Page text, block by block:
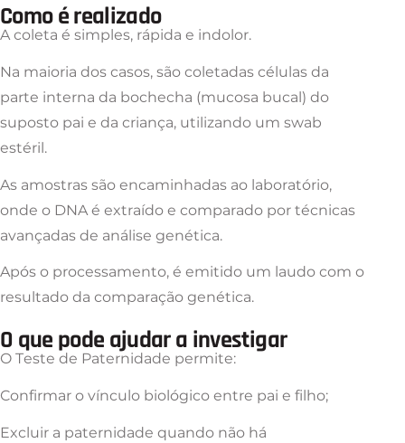
Como é realizado
A coleta é simples, rápida e indolor.
Na maioria dos casos, são coletadas células da
parte interna da bochecha (mucosa bucal) do
suposto pai e da criança, utilizando um swab
estéril.
As amostras são encaminhadas ao laboratório,
onde o DNA é extraído e comparado por técnicas
avançadas de análise genética.
Após o processamento, é emitido um laudo com o
resultado da comparação genética.
O que pode ajudar a investigar
O Teste de Paternidade permite:
Confirmar o vínculo biológico entre pai e filho;
Excluir a paternidade quando não há